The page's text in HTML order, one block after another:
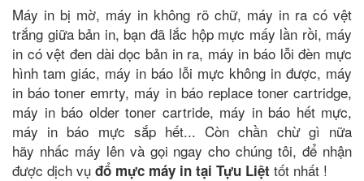
Máy in bị mờ, máy in không rõ chữ, máy in ra có vệt
trắng giữa bản in, bạn đã lắc hộp mực mấy lần rồi, máy
in có vệt đen dài dọc bản in ra, máy in báo lỗi đèn mực
hình tam giác, máy in báo lỗi mực không in được, máy
in báo toner emrty, máy in báo replace toner cartridge,
máy in báo older toner cartride, máy in báo hết mực,
máy in báo mực sắp hết... Còn chần chừ gì nữa
hãy nhấc máy lên và gọi ngay cho chúng tôi, để nhận
được dịch vụ đổ mực máy in tại Tựu Liệt tốt nhất !